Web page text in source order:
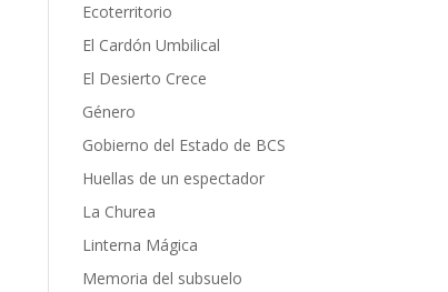
Ecoterritorio
El Cardón Umbilical
El Desierto Crece
Género
Gobierno del Estado de BCS
Huellas de un espectador
La Churea
Linterna Mágica
Memoria del subsuelo